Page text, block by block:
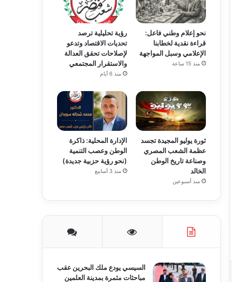
نحو إعلام وطني فاعل:
قراءة نقدية لخطابنا
الإعلامي وسبل المواجهة
منذ 15 ساعة
رؤية تحليلية ترصد
تحديات الاقتصاد وتدعو
لإصلاحات تحقق العدالة
والاستقرار المجتمعي
منذ 6 أيام
ثورة يوليو المجيدة تجسد
عظمة الشعب المصري
وصناعة تاريخ الوطن
الخالد
منذ أسبوعين
الإدارة المحلية: ذاكرة
الوطن وعصب التنمية
(نحو رؤية حزبية جديدة)
منذ 3 أسابيع
السيسي يودع ملك البحرين عقب
مباحثات مثمرة بمدينة العلمين